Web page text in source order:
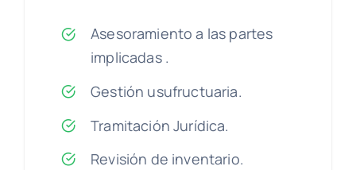
Asesoramiento a las partes
implicadas .
Gestión usufructuaria.
Tramitación Jurídica.
Revisión de inventario.